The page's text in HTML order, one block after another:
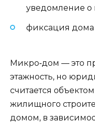
уведомление о
фиксация дома
Микро‑дом — это
этажность, но
считается
жилищного
домом, в